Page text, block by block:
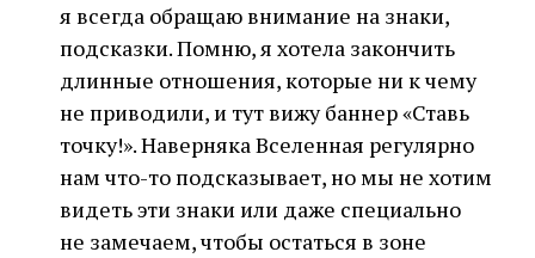
я всегда обращаю внимание на знаки,
подсказки. Помню, я хотела закончить
длинные отношения, которые ни к чему
не приводили, и тут вижу баннер «Ставь
точку!». Наверняка Вселенная регулярно
нам что-то подсказывает, но мы не хотим
видеть эти знаки или даже специально
не замечаем, чтобы остаться в зоне